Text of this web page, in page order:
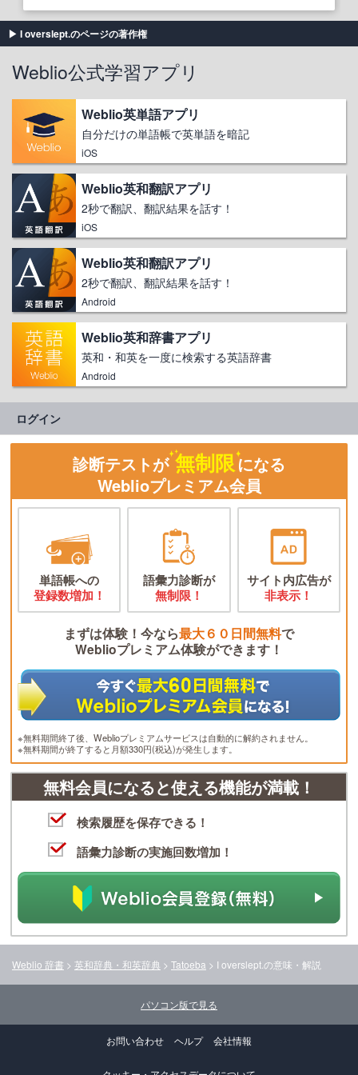
I overslept.のページの著作権
Weblio公式学習アプリ
Weblio英単語アプリ
自分だけの単語帳で英単語を暗記
iOS
Weblio英和翻訳アプリ
2秒で翻訳、翻訳結果を話す！
iOS
Weblio英和翻訳アプリ
2秒で翻訳、翻訳結果を話す！
Android
Weblio英和辞書アプリ
英和・和英を一度に検索する英語辞書
Android
ログイン
診断テストが 無制限になる
Weblioプレミアム会員
単語帳への
登録数増加！
語彙力診断が
無制限！
サイト内広告が
非表示！
まずは体験！今なら最大６０日間無料で
Weblioプレミアム体験ができます！
※無料期間終了後、Weblioプレミアムサービスは自動的に解約されません。
※無料期間が終了すると月額330円(税込)が発生します。
無料会員になると使える機能が満載！
検索履歴を保存できる！
語彙力診断の実施回数増加！
Weblio 辞書 > 英和辞典・和英辞典 > Tatoeba > I overslept.の意味・解説
パソコン版で見る
お問い合わせ ヘルプ 会社情報